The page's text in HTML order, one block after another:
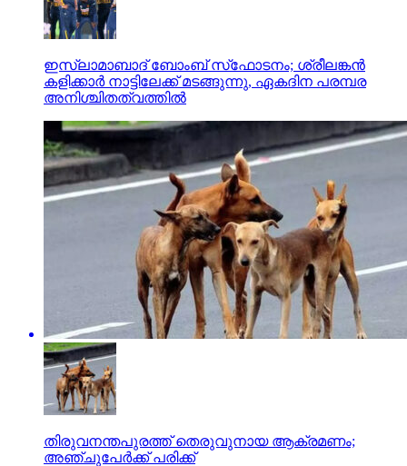
ഇസ്ലാമാബാദ് ബോംബ് സ്‌ഫോടനം; ശ്രീലങ്കന്‍
കളിക്കാര്‍ നാട്ടിലേക്ക് മടങ്ങുന്നു, ഏകദിന പരമ്പര
അനിശ്ചിതത്വത്തില്‍
തിരുവനന്തപുരത്ത് തെരുവുനായ ആക്രമണം;
അഞ്ചുപേര്‍ക്ക് പരിക്ക്